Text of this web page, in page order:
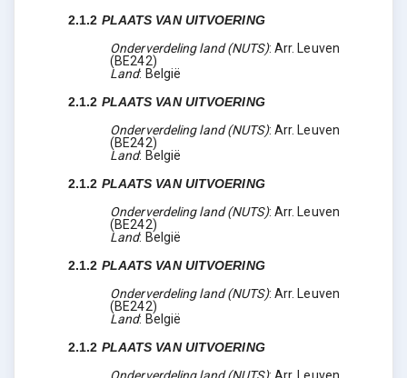
2.1.2 PLAATS VAN UITVOERING
Onderverdeling land (NUTS): Arr. Leuven
(BE242)
Land: België
2.1.2 PLAATS VAN UITVOERING
Onderverdeling land (NUTS): Arr. Leuven
(BE242)
Land: België
2.1.2 PLAATS VAN UITVOERING
Onderverdeling land (NUTS): Arr. Leuven
(BE242)
Land: België
2.1.2 PLAATS VAN UITVOERING
Onderverdeling land (NUTS): Arr. Leuven
(BE242)
Land: België
2.1.2 PLAATS VAN UITVOERING
Onderverdeling land (NUTS): Arr. Leuven